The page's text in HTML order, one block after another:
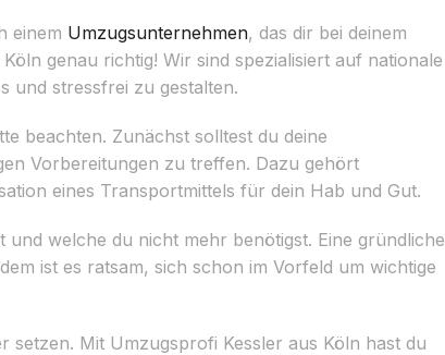
einem Umzugsunternehmen, das dir bei deinem
genau richtig! Wir sind spezialisiert auf nationale
und stressfrei zu gestalten.
beachten. Zunächst solltest du deine
Vorbereitungen zu treffen. Dazu gehört
eines Transportmittels für dein Hab und Gut.
welche du nicht mehr benötigst. Eine gründliche
ist es ratsam, sich schon im Vorfeld um wichtige
setzen. Mit Umzugsprofi Kessler aus Köln hast du